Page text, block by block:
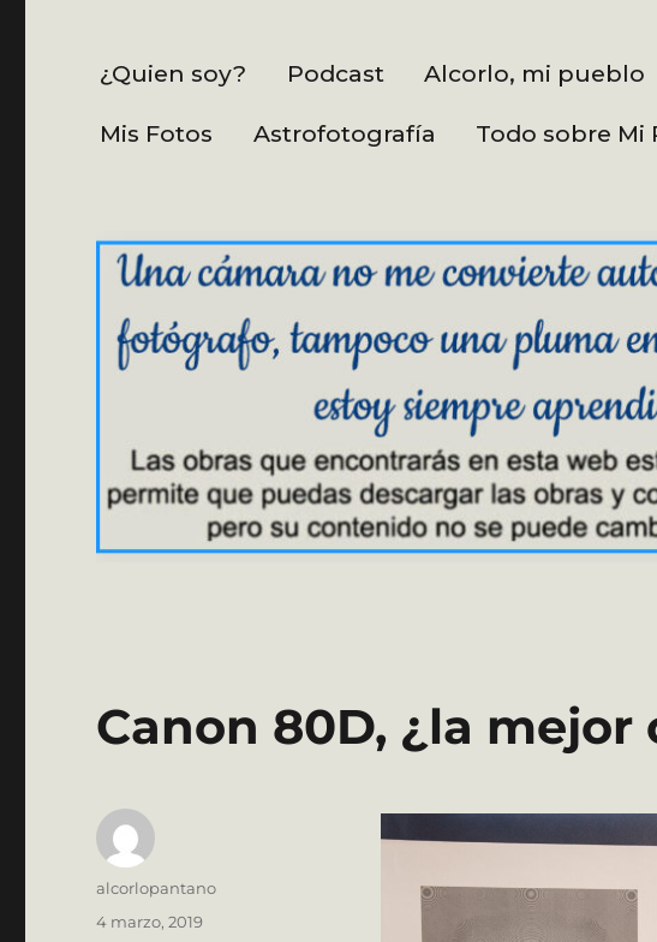
¿Quien soy? Podcast Alcorlo, mi pueblo
Mis Fotos Astrofotografía Todo sobre Mi
Canon 80D, ¿la mejor
Autor
alcorlopantano
Publicado
4 marzo, 2019